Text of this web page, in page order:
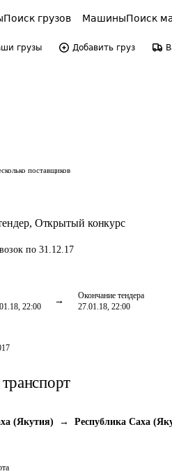
Поиск грузов МашиныПоиск
грузы Добавить груз
поставщиков
, Открытый конкурс
по 31.12.17
22:00
Окончание тендера
27.01.18, 22:00
(Якутия) → Республика Саха